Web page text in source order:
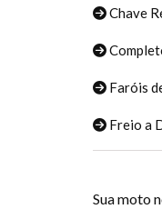
Chave
Faróis
Freio a
Sua moto